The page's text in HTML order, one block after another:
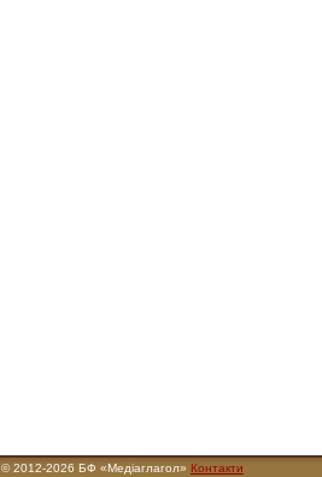
© 2012-2026 БФ «Медіаглагол» Контакти